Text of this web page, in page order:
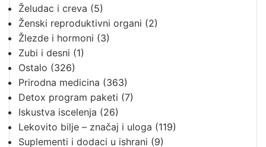
Želudac i creva (5)
Ženski reproduktivni organi (2)
Žlezde i hormoni (3)
Zubi i desni (1)
Ostalo (326)
Prirodna medicina (363)
Detox program paketi (7)
Iskustva iscelenja (26)
Lekovito bilje – značaj i uloga (119)
Suplementi i dodaci u ishrani (9)